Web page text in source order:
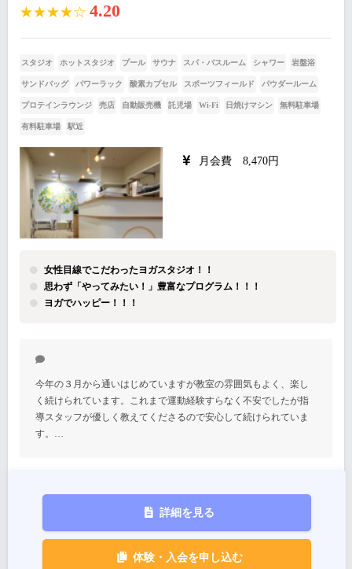
★★★★☆ 4.20
スタジオ ホットスタジオ プール サウナ スパ・バスルーム シャワー 岩盤浴
サンドバッグ パワーラック 酸素カプセル スポーツフィールド パウダールーム
プロテインラウンジ 売店 自動販売機 託児場 Wi-Fi 日焼けマシン 無料駐車場
有料駐車場 駅近
月会費 8,470円
女性目線でこだわったヨガスタジオ！！
思わず「やってみたい！」豊富なプログラム！！！
ヨガでハッピー！！！
今年の３月から通いはじめていますが教室の雰囲気もよく、楽し
く続けられています。これまで運動経験すらなく不安でしたが指
導スタッフが優しく教えてくださるので安心して続けられていま
す。…
詳細を見る
体験・入会を申し込む